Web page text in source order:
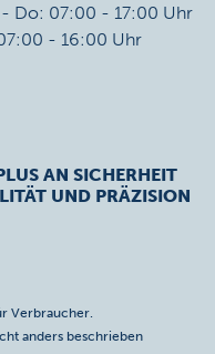
Do: 07:00 - 17:00 Uhr
- 16:00 Uhr
AN SICHERHEIT
UND PRÄZISION
Verbraucher.
anders beschrieben